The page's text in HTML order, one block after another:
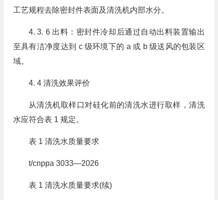
工艺规程去除密封件表面及清洗机内部水分。
4. 3. 6 出料：密封件冷却后通过自动出料装置输出
至具有洁净度达到 c 级环境下的 a 或 b 级送风的包装区
域。
4. 4 清洗效果评价
从清洗机取样口对硅化前的清洗水进行取样，清洗
水应符合表 1 规定。
表 1 清洗水质量要求
t/cnppa 3033—2026
表 1 清洗水质量要求(续)